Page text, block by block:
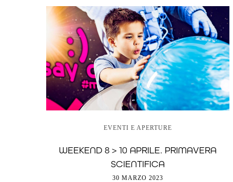
EVENTI E APERTURE
WEEKEND 8 > 10 APRILE. PRIMAVERA
SCIENTIFICA
30 MARZO 2023